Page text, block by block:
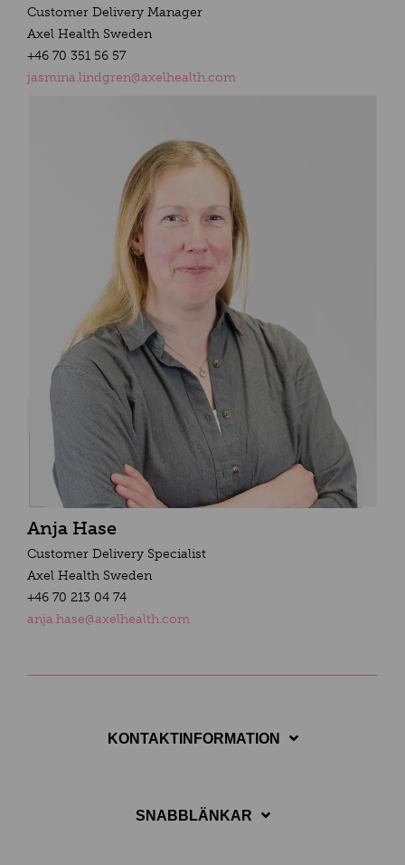
Customer Delivery Manager
Axel Health Sweden
+46 70 351 56 57
jasmina.lindgren@axelhealth.com
Anja Hase
Customer Delivery Specialist
Axel Health Sweden
+46 70 213 04 74
anja.hase@axelhealth.com
KONTAKTINFORMATION
SNABBLÄNKAR